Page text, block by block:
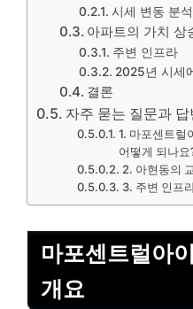
시세 변동 분석
아파트의 가치 상
주변 인프라
2025년 시세
결론
자주 묻는 질문과 답
1. 마포센트럴
어떻게 되나요
2. 아현동의
3. 주변 인프
마포센트럴아
개요